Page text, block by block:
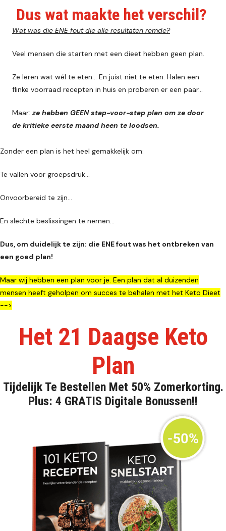
Dus wat maakte het verschil?
Wat was die ENE fout die alle resultaten remde?
Veel mensen die starten met een dieet hebben geen plan.
Ze leren wat wél te eten... En juist niet te eten. Halen een
flinke voorraad recepten in huis en proberen er een paar...
Maar: ze hebben GEEN stap-voor-stap plan om ze door
de kritieke eerste maand heen te loodsen.
Zonder een plan is het heel gemakkelijk om:
Te vallen voor groepsdruk…
Onvoorbereid te zijn…
En slechte beslissingen te nemen...
Dus, om duidelijk te zijn: die ENE fout was het ontbreken van
een goed plan!
Maar wij hebben een plan voor je. Een plan dat al duizenden
mensen heeft geholpen om succes te behalen met het Keto Dieet
-->
Het 21 Daagse Keto
Plan
Tijdelijk Te Bestellen Met 50% Zomerkorting.
Plus: 4 GRATIS Digitale Bonussen!!